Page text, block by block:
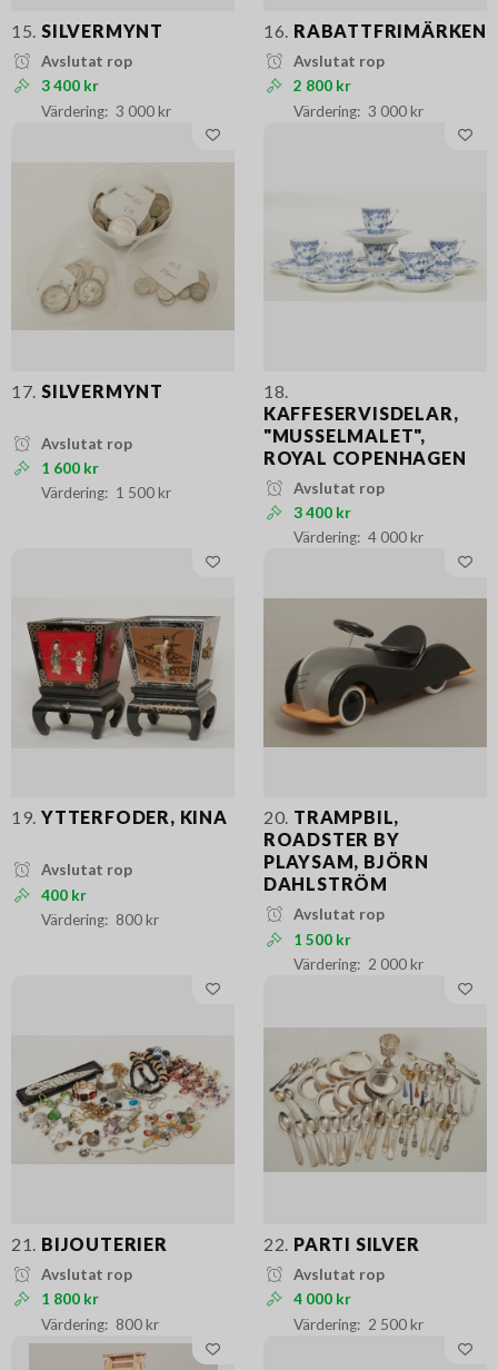
15. SILVERMYNT
Avslutat rop
3 400 kr
3 000 kr
16. RABATTFRIMÄRKEN
Avslutat rop
2 800 kr
3 000 kr
17. SILVERMYNT
Avslutat rop
1 600 kr
1 500 kr
18.
KAFFESERVISDELAR,
"MUSSELMALET",
ROYAL COPENHAGEN
Avslutat rop
3 400 kr
4 000 kr
19. YTTERFODER, KINA
Avslutat rop
400 kr
800 kr
20. TRAMPBIL,
ROADSTER BY
PLAYSAM, BJÖRN
DAHLSTRÖM
Avslutat rop
1 500 kr
2 000 kr
21. BIJOUTERIER
Avslutat rop
1 800 kr
800 kr
22. PARTI SILVER
Avslutat rop
4 000 kr
2 500 kr